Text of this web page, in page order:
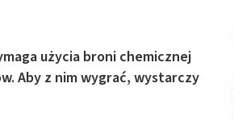
użycia broni chemicznej
Aby z nim wygrać, wystarczy